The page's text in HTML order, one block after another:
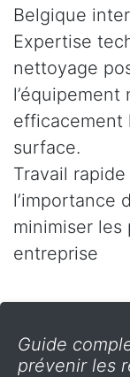
Belgique
Expertise
nettoyage
efficacement
surface.
Travail
l’importance
minimiser
entreprise
Guide
prévenir les